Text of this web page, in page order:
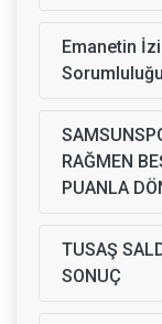
Emanetin
RAĞMEN
PUANLA
TUSAŞ
SONUÇ